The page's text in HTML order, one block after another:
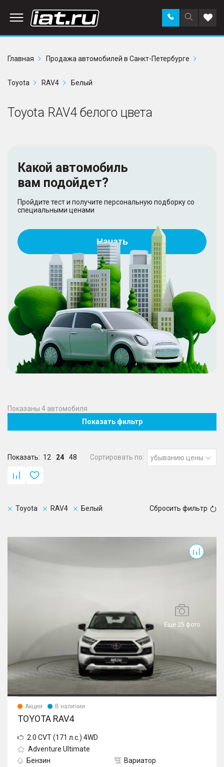
Поиск
по
Заказать
звонок в
Главная
Продажа автомобилей в Санкт-Петербурге
Toyota RAV4 Белый
Toyota RAV4 белого цвета
Какой автомобиль
вам подойдет?
Пройдите тест и получите персональную подборку со
специальными ценами
Начать
Показаны 4 автомобиля
Показать фильтр
Показать: 12 24 48 Сортировать по: убыванию цены
Toyota RAV4 Белый Сбросить фильтр
Еще 25 фото
Акции В наличии
TOYOTA RAV4
2.0 CVT (171 л.с.) 4WD
Adventure Ultimate
Бензин
Вариатор